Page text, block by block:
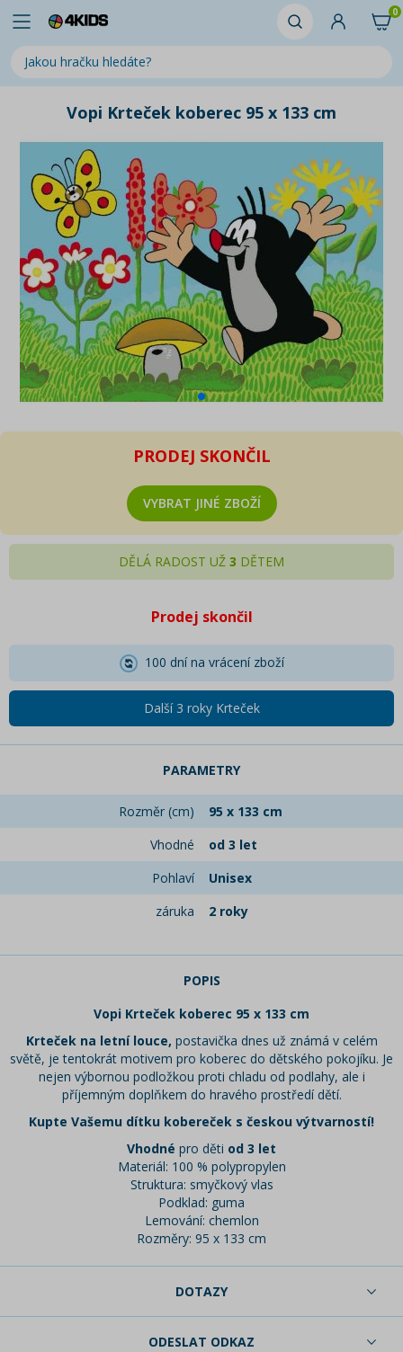
0
Vopi Krteček koberec 95 x 133 cm
PRODEJ SKONČIL
VYBRAT JINÉ ZBOŽÍ
DĚLÁ RADOST UŽ 3 DĚTEM
Prodej skončil
100 dní na vrácení zboží
Další 3 roky Krteček
PARAMETRY
Rozměr (cm)
95 x 133 cm
Vhodné
od 3 let
Pohlaví
Unisex
záruka
2 roky
POPIS
Vopi Krteček koberec 95 x 133 cm
Krteček na letní louce, postavička dnes už známá v celém
světě, je tentokrát motivem pro koberec do dětského pokojíku. Je
nejen výbornou podložkou proti chladu od podlahy, ale i
příjemným doplňkem do hravého prostředí dětí.
Kupte Vašemu dítku kobereček s českou výtvarností!
Vhodné pro děti od 3 let
Materiál: 100 % polypropylen
Struktura: smyčkový vlas
Podklad: guma
Lemování: chemlon
Rozměry: 95 x 133 cm
DOTAZY
ODESLAT ODKAZ